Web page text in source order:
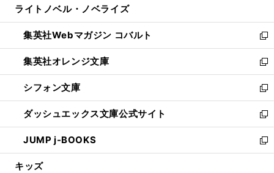
開
く
ウ
で
開
く
ン
ド
ウ
で
開
く
ウ
ィ
ン
ド
ウ
で
開
く
ライトノベル・ノベライズ
集英社Webマガジン コバルト
新
し
い
ウ
ィ
ン
ド
ウ
で
開
集英社オレンジ文庫
新
し
い
ウ
ィ
ン
ド
ウ
シフォン文庫
新
し
い
ウ
ィ
ン
ダッシュエックス文庫公式サイト
新
し
い
ウ
JUMP j-BOOKS
新
し
キッズ